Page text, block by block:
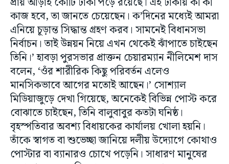
কাজ হবে, তা জানতে চেয়েছেন। ক’দিনের মধ্যেই আমরা
এনিয়ে চূড়ান্ত সিদ্ধান্ত গ্রহণ করব। সামনেই বিধানসভা
নির্বাচন। তাই উন্নয়ন নিয়ে এখন থেকেই ঝাঁপাতে চাইছেন
তিনি।’ হাবড়া পুরসভার প্রাক্তন চেয়ারম্যান নীলিমেশ দাস
বলেন, ‘ওঁর শারীরিক কিছু পরিবর্তন এলেও
মানসিকভাবে আগের মতোই আছেন।’ সোশ্যাল
মিডিয়াজুড়ে দেখা গিয়েছে, অনেকেই বিভিন্ন পোস্ট করে
বোঝাতে চাইছেন, তিনি বালুবাবুর কতটা ঘনিষ্ঠ।
বৃহস্পতিবার অবশ্য বিধায়কের কার্যালয় খোলা হয়নি।
তাঁকে স্বাগত বা শুভেচ্ছা জানিয়ে দলীয় উদ্যোগে কোথাও
পোস্টার বা ব্যানারও চোখে পড়েনি। সাধারণ মানুষের